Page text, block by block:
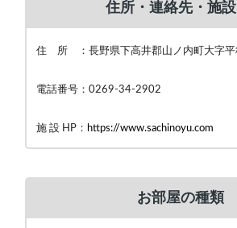
住所・連絡先・施
住 所 ：長野県下高井郡山ノ内町大字平
電話番号：0269-34-2902
施 設 HP： https://www.sachinoyu.com
お部屋の種類